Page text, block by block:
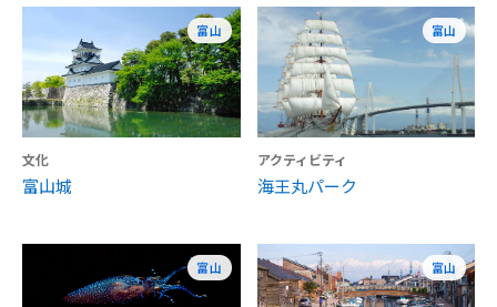
富山
文化
富山城
富山
アクティビティ
海王丸パーク
富山 富山